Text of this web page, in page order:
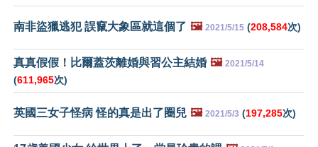
南非盜獵逃犯 誤竄大象區就這個了 🖼️ 2021/5/15 (208,584次)
真真假假！比爾蓋茨離婚與習公主結婚 🖼️ 2021/5/14
(611,965次)
英國三女子怪病 怪的真是出了圈兒 🖼️ 2021/5/3 (197,285次)